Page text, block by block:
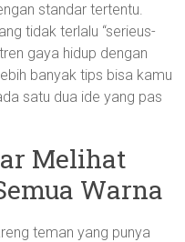
standar tertentu.
tidak terlalu “serieus-
gaya hidup dengan
banyak tips bisa kamu
satu dua ide yang pas
Melihat
Warna
teman yang punya